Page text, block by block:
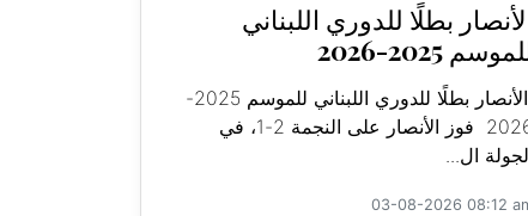
بطلًا للدوري اللبناني
2025-2026
الأنصار بطلًا للدوري اللبناني للموسم 2025-
2026 فوز الأنصار على النجمة 2-1، في
ال...
03-08-2026 08:12